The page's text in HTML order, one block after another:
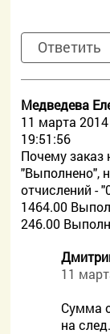
Ответить
Медведева
11 марта 2014
19:51:56
Почему заказ
"Выполнено",
отчислений -
1464.00
246.00
11
Сумма
на